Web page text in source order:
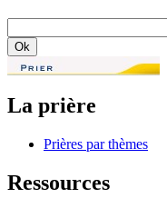
La prière
Prières par thèmes
Ressources